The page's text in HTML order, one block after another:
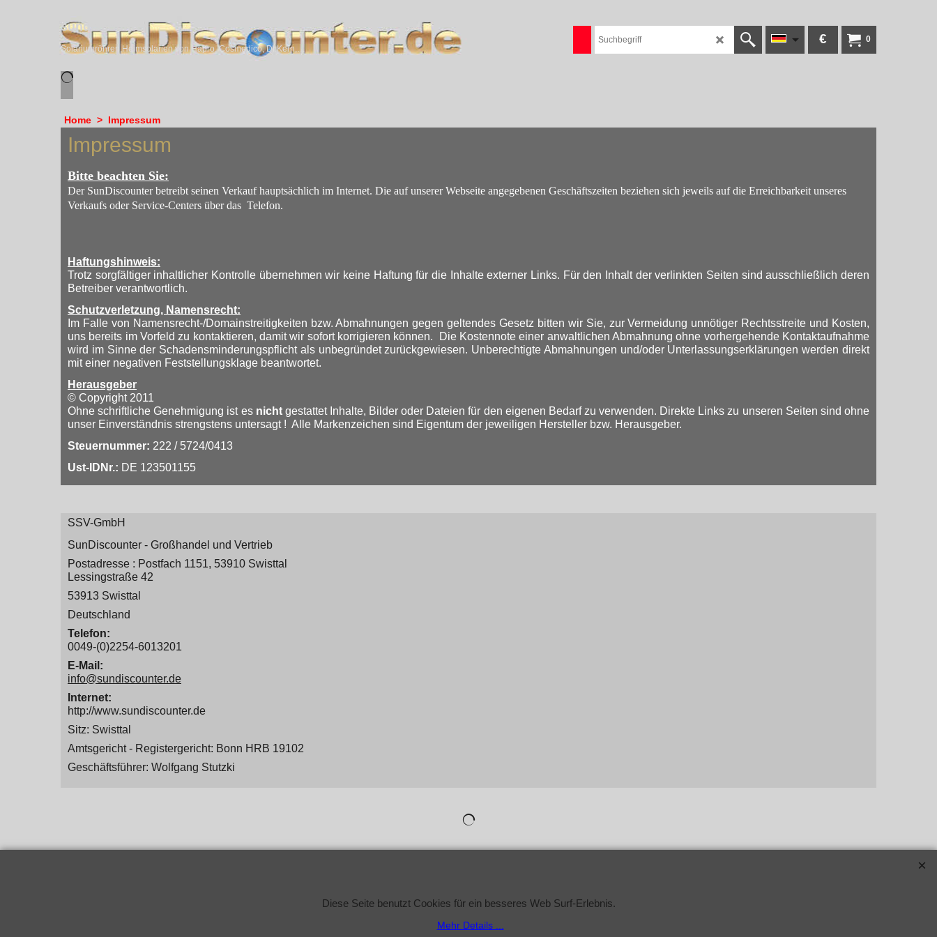
sundiscounter
Solariumröhren,Heimsolarien von Hapro, Cosmedico, Dr.Kern, Megasun & Ergoline
0
€
Home > Impressum
Impressum
Bitte beachten Sie:
Der SunDiscounter betreibt seinen Verkauf hauptsächlich im Internet. Die auf unserer Webseite angegebenen Geschäftszeiten beziehen sich jeweils auf die Erreichbarkeit unseres
Verkaufs oder Service-Centers über das Telefon.
Haftungshinweis:
Trotz sorgfältiger inhaltlicher Kontrolle übernehmen wir keine Haftung für die Inhalte externer Links. Für den Inhalt der verlinkten Seiten sind ausschließlich deren
Betreiber verantwortlich.
Schutzverletzung, Namensrecht:
Im Falle von Namensrecht-/Domainstreitigkeiten bzw. Abmahnungen gegen geltendes Gesetz bitten wir Sie, zur Vermeidung unnötiger Rechtsstreite und Kosten,
uns bereits im Vorfeld zu kontaktieren, damit wir sofort korrigieren können. Die Kostennote einer anwaltlichen Abmahnung ohne vorhergehende Kontaktaufnahme
wird im Sinne der Schadensminderungspflicht als unbegründet zurückgewiesen. Unberechtigte Abmahnungen und/oder Unterlassungserklärungen werden direkt
mit einer negativen Feststellungsklage beantwortet.
Herausgeber
© Copyright 2011
Ohne schriftliche Genehmigung ist es nichtgestattet Inhalte, Bilder oder Dateien für den eigenen Bedarf zu verwenden. Direkte Links zu unseren Seiten sind ohne
unser Einverständnis strengstens untersagt ! Alle Markenzeichen sind Eigentum der jeweiligen Hersteller bzw. Herausgeber.
Steuernummer: 222 / 5724/0413
Ust-IDNr.: DE 123501155
SSV-GmbH
SunDiscounter - Großhandel und Vertrieb
Postadresse : Postfach 1151, 53910 Swisttal
Lessingstraße 42
53913 Swisttal
Deutschland
Telefon:
0049-(0)2254-6013201
E-Mail:
info@sundiscounter.de
Internet:
http://www.sundiscounter.de
Sitz: Swisttal
Amtsgericht - Registergericht: Bonn HRB 19102
Geschäftsführer: Wolfgang Stutzki
Diese Seite benutzt Cookies für ein besseres Web Surf-Erlebnis.
Mehr Details ...